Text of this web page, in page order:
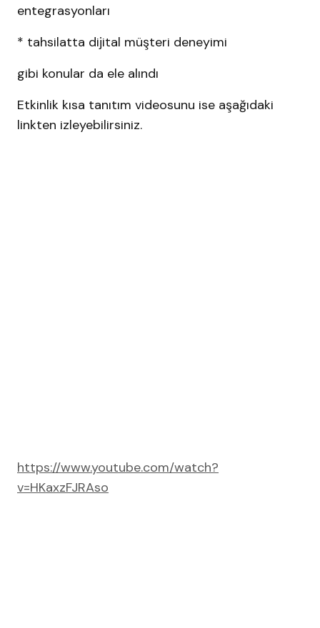
entegrasyonları
* tahsilatta dijital müşteri deneyimi
gibi konular da ele alındı
Etkinlik kısa tanıtım videosunu ise aşağıdaki
linkten izleyebilirsiniz.
https://www.youtube.com/watch?
v=HKaxzFJRAso